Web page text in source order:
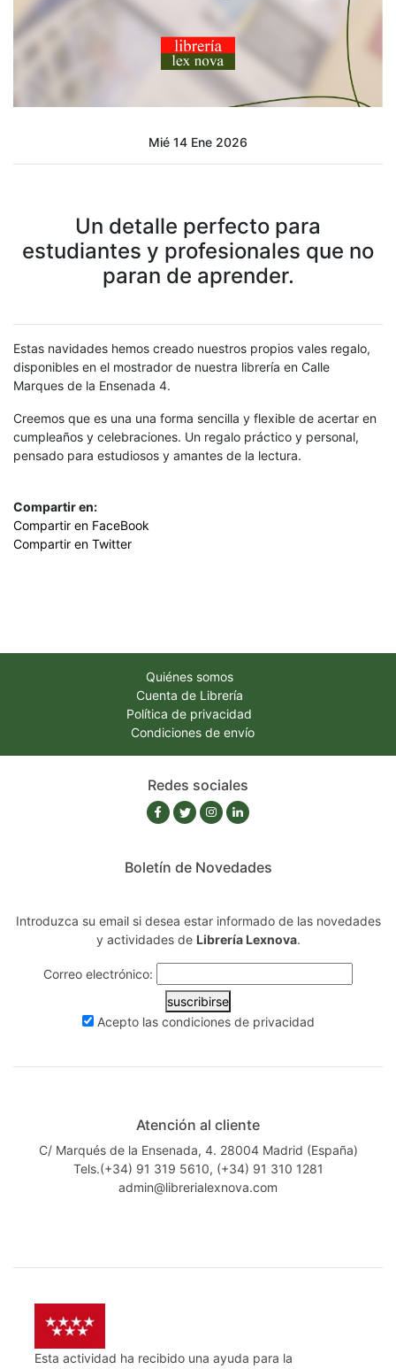
Mié 14 Ene 2026
Un detalle perfecto para
estudiantes y profesionales que no
paran de aprender.
Estas navidades hemos creado nuestros propios vales regalo,
disponibles en el mostrador de nuestra librería en Calle
Marques de la Ensenada 4.
Creemos que es una una forma sencilla y flexible de acertar en
cumpleaños y celebraciones. Un regalo práctico y personal,
pensado para estudiosos y amantes de la lectura.
Compartir en:
Compartir en FaceBook
Compartir en Twitter
Quiénes somos
Cuenta de Librería
Política de privacidad
Condiciones de envío
Redes sociales
Boletín de Novedades
Introduzca su email si desea estar informado de las novedades
y actividades de Librería Lexnova.
Correo electrónico:
suscribirse
Acepto las condiciones de privacidad
Atención al cliente
C/ Marqués de la Ensenada, 4. 28004 Madrid (España)
Tels.(+34) 91 319 5610, (+34) 91 310 1281
admin@librerialexnova.com
Esta actividad ha recibido una ayuda para la